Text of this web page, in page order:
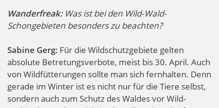
Wanderfreak:Was ist bei den Wild-Wald-
Schongebieten besonders zu beachten?
Sabine Gerg: Für die Wildschutzgebiete gelten
absolute Betretungsverbote, meist bis 30. April. Auch
von Wildfütterungen sollte man sich fernhalten. Denn
gerade im Winter ist es nicht nur für die Tiere selbst,
sondern auch zum Schutz des Waldes vor Wild-